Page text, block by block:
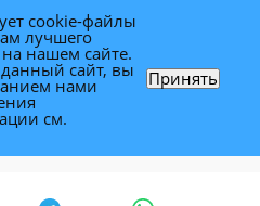
30
cookie-файлы
лучшего
нашем сайте.
сайт, вы
нами
см.
Принять